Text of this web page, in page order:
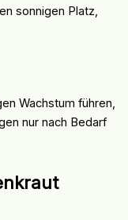
sonnigen Platz,
Wachstum führen,
nur nach Bedarf